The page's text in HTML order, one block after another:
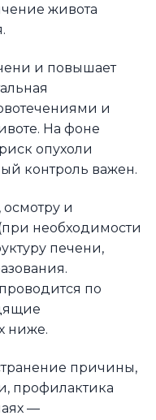
живота
и повышает
и
На фоне
опухоли
контроль важен.
осмотру и
необходимости
печени,
по
ниже.
причины,
профилактика
—